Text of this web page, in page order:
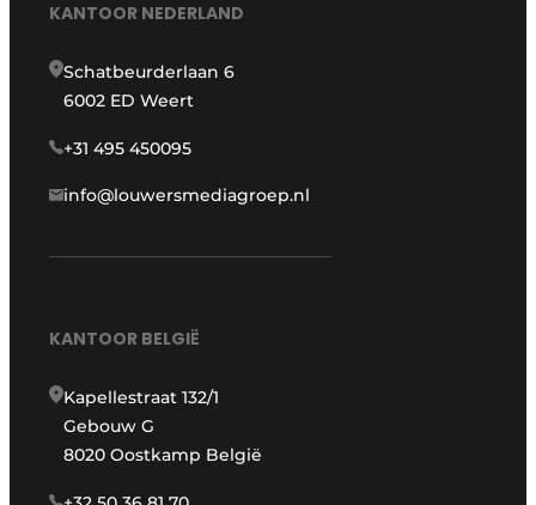
KANTOOR NEDERLAND
Schatbeurderlaan 6
6002 ED Weert
+31 495 450095
info@louwersmediagroep.nl
KANTOOR BELGIË
Kapellestraat 132/1
Gebouw G
8020 Oostkamp België